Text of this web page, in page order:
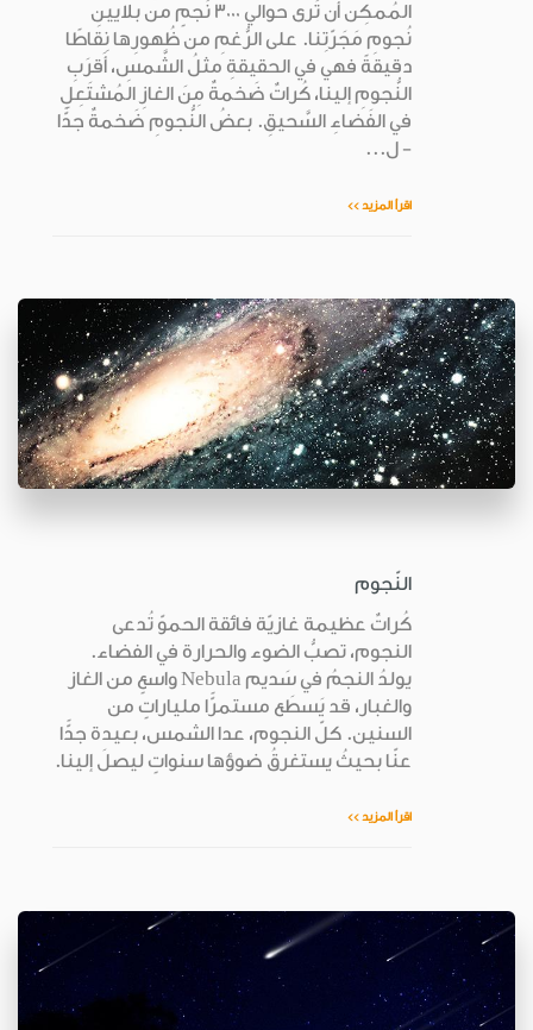
المُمكِن أن تَرى حوالي 3000 نَجمٍ من بلايينِ
نُجومِ مَجَرّتِنا. على الرُّغمِ من ظُهورِها نِقاطًا
دقيقةً فهي في الحقيقةِ مثلُ الشَّمسِ، أَقرَبِ
النُّجومِ إلينا، كُراتٌ ضَخمةٌ مِنَ الغازِ المُشتَعِلِ
في الفَضاءِ السَّحيقِ. بعضُ النُّجومِ ضَخمةٌ جدًّا
- ل...
اقرأ المزيد >>
النّجوم
كُراتٌ عظيمة غازيّة فائقة الحموّ تُدعى
النجوم، تصبُّ الضوء والحرارة في الفضاء.
يولدُ النجمُ في سَديم Nebula واسعٍ من الغاز
والغبار، قد يَسطَع مستمرًّا ملياراتٍ من
السنين. كلّ النجوم، عدا الشمس، بعيدة جدًّا
عنّا بحيثُ يستغرقُ ضوؤها سنواتٍ ليصلَ إلينا.
اقرأ المزيد >>